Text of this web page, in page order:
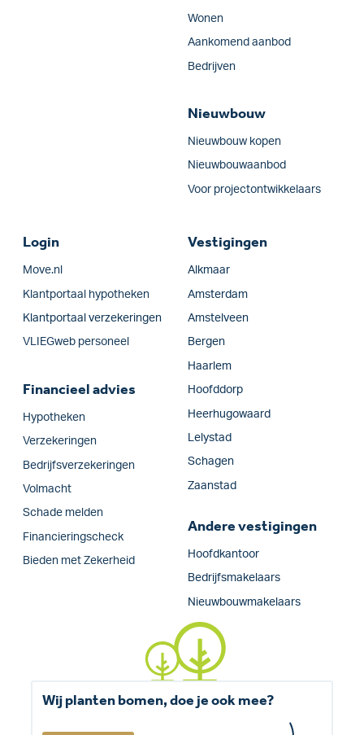
Wonen
Aankomend aanbod
Bedrijven
Nieuwbouw
Nieuwbouw kopen
Nieuwbouwaanbod
Voor projectontwikkelaars
Login
Move.nl
Klantportaal hypotheken
Klantportaal verzekeringen
VLIEGweb personeel
Financieel advies
Hypotheken
Verzekeringen
Bedrijfs­verzekeringen
Volmacht
Schade melden
Financieringscheck
Bieden met Zekerheid
Vestigingen
Alkmaar
Amsterdam
Amstelveen
Bergen
Haarlem
Hoofddorp
Heerhugowaard
Lelystad
Schagen
Zaanstad
Andere vestigingen
Hoofdkantoor
Bedrijfsmakelaars
Nieuwbouwmakelaars
Wij planten bomen, doe je ook mee?